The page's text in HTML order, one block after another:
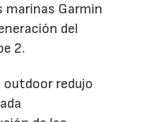
marinas Garmin
del
2.
outdoor redujo